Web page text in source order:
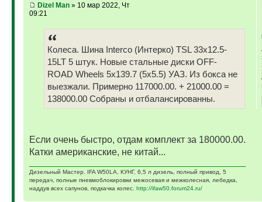
Dizel Man» 10 мар 2022, Чт
09:21
Колеса. Шина Interco (Интерко) TSL 33x12.5-
15LT 5 штук. Новые стальные диски OFF-
ROAD Wheels 5x139.7 (5x5.5) УАЗ. Из бокса не
выезжали. Примерно 117000.00. + 21000.00 =
138000.00 Собраны и отбалансированны.
Если очень быстро, отдам комплект за 180000.00.
Катки американские, не китай...
Дизельный Мастер. IFA W50LA, КУНГ, 6,5 л дизель, полный привод, 5
передач, полные пневмоблокировки межосевая и межколесная, лебедка,
наддув всех сапунов, подкачка колес. http://ifaw50.forum24.ru/